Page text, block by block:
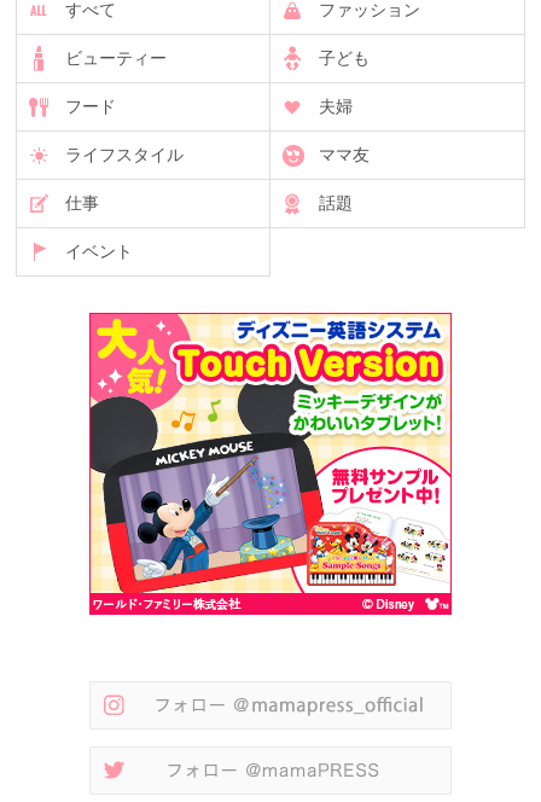
すべて ファッション
ビューティー 子ども
フード 夫婦
ライフスタイル ママ友
仕事 話題
イベント